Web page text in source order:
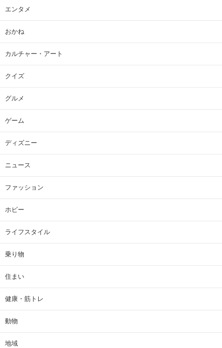
エンタメ
おかね
カルチャー・アート
クイズ
グルメ
ゲーム
ディズニー
ニュース
ファッション
ホビー
ライフスタイル
乗り物
住まい
健康・筋トレ
動物
地域